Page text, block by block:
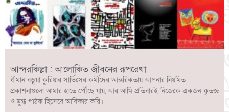
আন্দরকিল্লা : আলোকিত জীবনের রূপরেখা
ধীমান বড়ুয়া কুরিয়ার সার্ভিসের কর্মীদের আন্তরিকতায় আপনার নিয়মিত
প্রকাশনাগুলো আমার হাতে পৌঁছে যায়, আর আমি প্রতিবারই নিজেকে একজন কৃতজ্ঞ
ও মুগ্ধ পাঠক হিসেবে আবিষ্কার করি।